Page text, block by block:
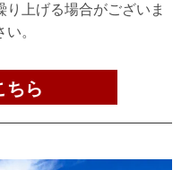
上げる場合がございま
。
ちら